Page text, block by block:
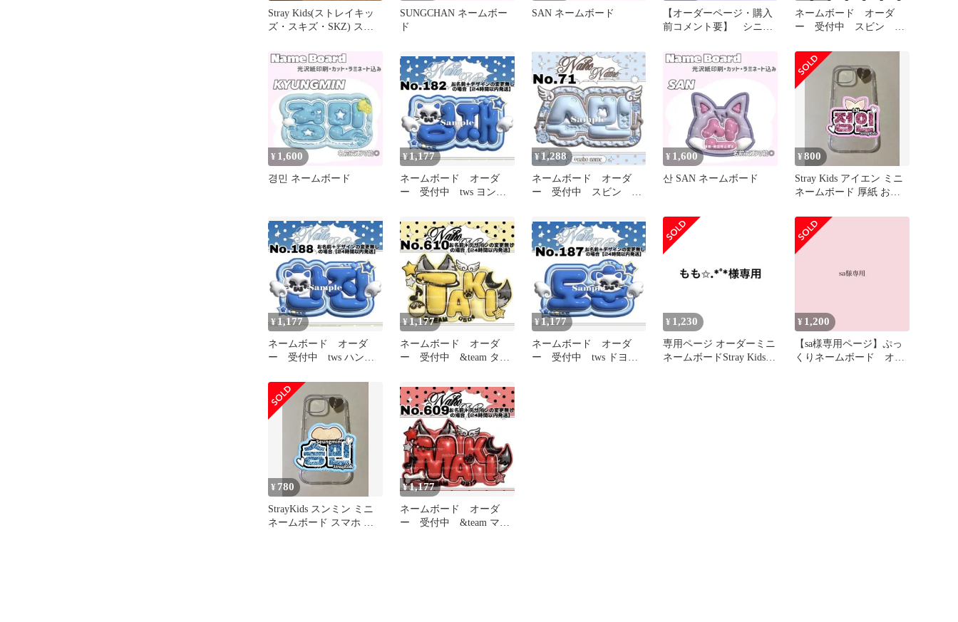
Stray Kids(ストレイキッ
ズ・スキズ・SKZ) スキ
プアップ リノ(LEE
KNOW・イミンホ) 名札
SUNGCHAN ネームボー
ド
SAN ネームボード
【オーダーページ・購入
前コメント要】 シニ
ネームボード オーダ
ー 受付中 スビン ネ
ッシュコア
¥ 1,600
경민 ネームボード
¥1,177
ネームボード オーダ
ー 受付中 tws ヨンジ
¥1,288
ネームボード オーダ
ー 受付中 スビン ぷ
¥ 1,600
산 SAN ネームボード
¥800
Stray Kids アイエン ミニ
ネームボード 厚紙 お急
¥1,177
ネームボード オーダ
ー 受付中 tws ハンジ
ミニ 名札
¥1,177
ネームボード オーダ
ー 受付中 &team タ
¥1,177
ネームボード オーダ
ー 受付中 tws ドヨ
¥ 1,230
専用ページ オーダーミニ
ネームボードStray Kidsヒ
¥ 1,200
【sa様専用ページ】ぷっ
くりネームボード オー
¥ 780
StrayKids スンミン ミニ
ネームボード スマホ ス
¥1,177
ネームボード オーダ
ー 受付中 &team マ